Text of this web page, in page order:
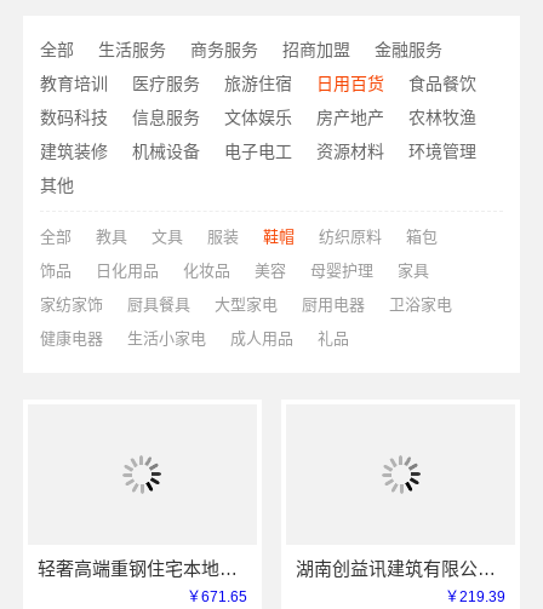
全部 生活服务 商务服务 招商加盟
金融服务
教育培训
医疗服务 旅游住宿 日用百货
食品餐饮
数码科技
信息服务 文体娱乐 房产地产
农林牧渔
建筑装修
机械设备 电子电工 资源材料
环境管理
其他
全部 教具 文具 服装 鞋帽 纺织原料
箱包
饰品
日化用品 化妆品 美容 母婴护理
家具
家纺家饰
厨具餐具 大型家电 厨用电器
卫浴家电
健康电器
生活小家电 成人用品 礼品
轻奢高端重钢住宅本地维保，云南晟构售后无忧
￥671.65
湖南创益讯建筑有限公司本地全案设计多少钱一平售后无忧
￥219.39